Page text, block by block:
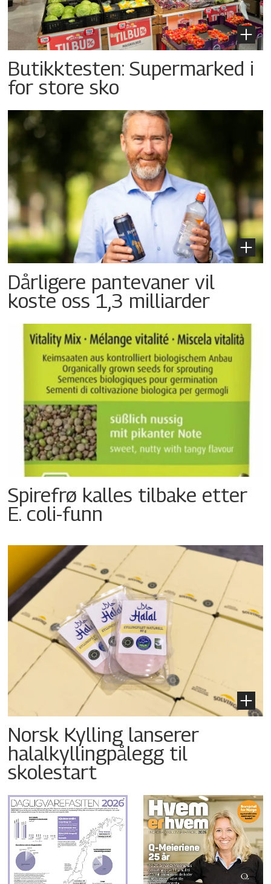
Butikktesten: Supermarked i
for store sko
Dårligere pantevaner vil
koste oss 1,3 milliarder
Spirefrø kalles tilbake etter
E. coli-funn
Norsk Kylling lanserer
halalkyllingpålegg til
skolestart